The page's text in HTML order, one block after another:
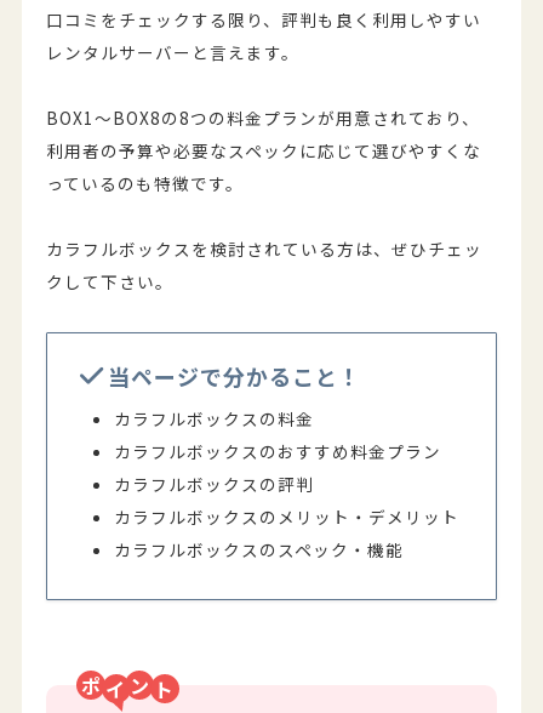
口コミをチェックする限り、評判も良く利用しやすい
レンタルサーバーと言えます。
BOX1～BOX8の8つの料金プランが用意されており、
利用者の予算や必要なスペックに応じて選びやすくな
っているのも特徴です。
カラフルボックスを検討されている方は、ぜひチェッ
クして下さい。
当ページで分かること！
カラフルボックスの料金
カラフルボックスのおすすめ料金プラン
カラフルボックスの評判
カラフルボックスのメリット・デメリット
カラフルボックスのスペック・機能
ポ ン